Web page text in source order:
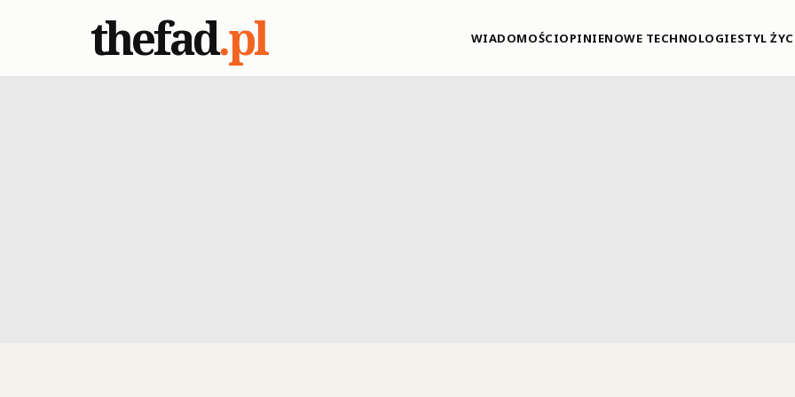
thefad.pl WIADOMOŚCIOPINIENOWE TECHNOLOGIESTYL